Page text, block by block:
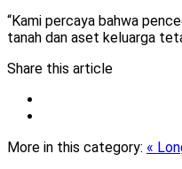
“Kami percaya bahwa
tanah dan aset keluarga
Share this article
More in this category: «